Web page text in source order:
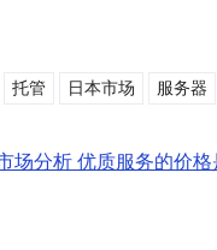
托管 日本市场 服务器
场分析 优质服务的价格